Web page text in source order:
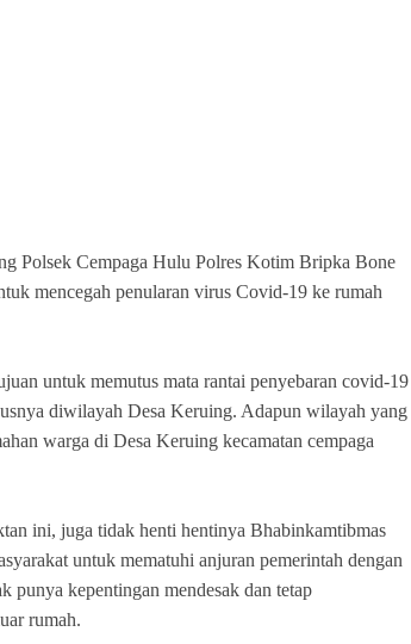
Polsek Cempaga Hulu Polres Kotim Bripka Bone
mencegah penularan virus Covid-19 ke rumah
untuk memutus mata rantai penyebaran covid-19
diwilayah Desa Keruing. Adapun wilayah yang
warga di Desa Keruing kecamatan cempaga
ini, juga tidak henti hentinya Bhabinkamtibmas
untuk mematuhi anjuran pemerintah dengan
punya kepentingan mendesak dan tetap
rumah.